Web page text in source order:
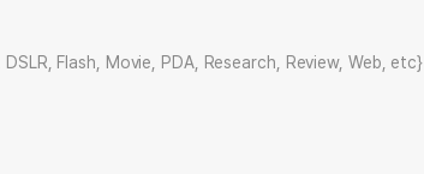
Flash, Movie, PDA, Research, Review, Web, etc}